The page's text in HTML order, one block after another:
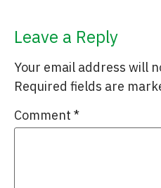
Leave a Reply
Your email address will
Required fields are
Comment *